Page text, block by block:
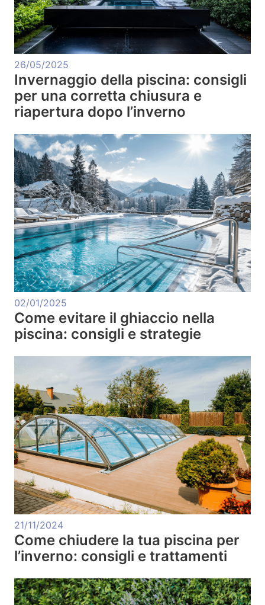
26/05/2025
Invernaggio della piscina: consigli
per una corretta chiusura e
riapertura dopo l’inverno
02/01/2025
Come evitare il ghiaccio nella
piscina: consigli e strategie
21/11/2024
Come chiudere la tua piscina per
l’inverno: consigli e trattamenti